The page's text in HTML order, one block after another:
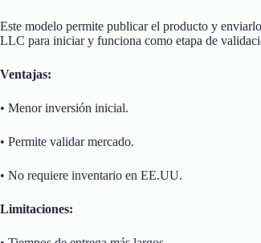
Este modelo permite publicar el producto y
LLC para iniciar y funciona como etapa de
Ventajas:
• Menor inversión inicial.
• Permite validar mercado.
• No requiere inventario en EE.UU.
Limitaciones: